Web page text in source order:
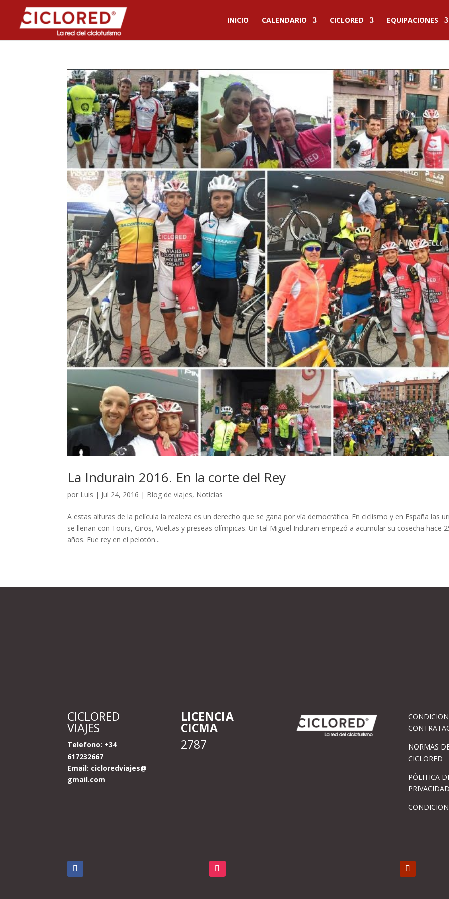
INICIO CALENDARIO CICLORED EQUIPACIONES
La Indurain 2016. En la corte del Rey
por Luis | Jul 24, 2016 | Blog de viajes, Noticias
A estas alturas de la película la realeza es un derecho que se gana por vía democrática. En ciclismo y en España las
se llenan con Tours, Giros, Vueltas y preseas olímpicas. Un tal Miguel Indurain empezó a acumular su cosecha hace
años. Fue rey en el pelotón...
CICLORED
VIAJES
Telefono: +34
617232667
Email: cicloredviajes@
gmail.com
LICENCIA
CICMA
2787
NORMAS
CICLORED
PÓLITICA
PRIVACIDAD